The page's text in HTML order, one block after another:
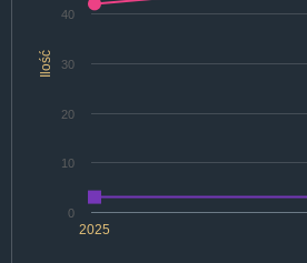
Ilość
2025
0
10
20
30
40